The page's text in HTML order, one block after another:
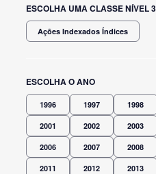
ESCOLHA UMA CLASSE NÍVEL 3
Ações Indexados Índices
ESCOLHA O ANO
1996 1997 1998
2001 2002 2003
2006 2007 2008
2011 2012 2013